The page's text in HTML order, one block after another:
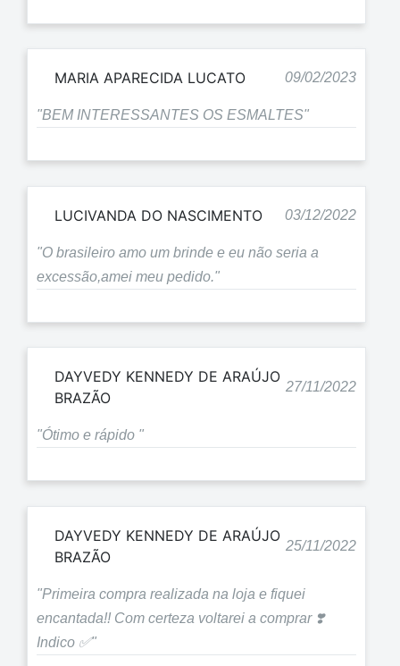
MARIA APARECIDA LUCATO 09/02/2023
"BEM INTERESSANTES OS ESMALTES"
LUCIVANDA DO NASCIMENTO 03/12/2022
"O brasileiro amo um brinde e eu não seria a
excessão,amei meu pedido."
DAYVEDY KENNEDY DE ARAÚJO
BRAZÃO
27/11/2022
"Ótimo e rápido "
DAYVEDY KENNEDY DE ARAÚJO
BRAZÃO
25/11/2022
"Primeira compra realizada na loja e fiquei
encantada!! Com certeza voltarei a comprar ❣️
Indico ✅"